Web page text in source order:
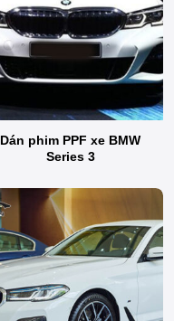
Dán phim PPF xe BMW
Series 3